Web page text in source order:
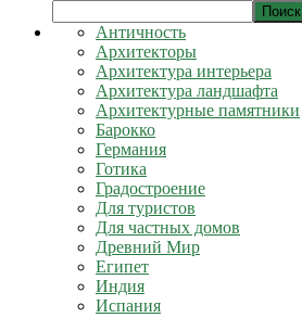
Поиск
Античность
Архитекторы
Архитектура интерьера
Архитектура ландшафта
Архитектурные памятники
Барокко
Германия
Готика
Градостроение
Для туристов
Для частных домов
Древний Мир
Египет
Индия
Испания